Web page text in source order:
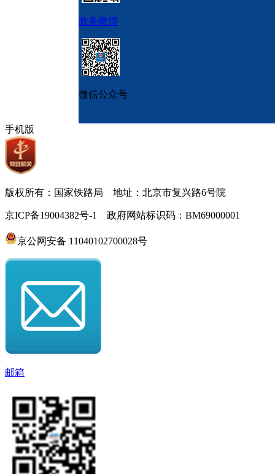
政务微博
微信公众号
手机版
版权所有：国家铁路局 地址：北京市复兴路6号院
京ICP备19004382号-1 政府网站标识码：BM69000001
京公网安备 11040102700028号
邮箱